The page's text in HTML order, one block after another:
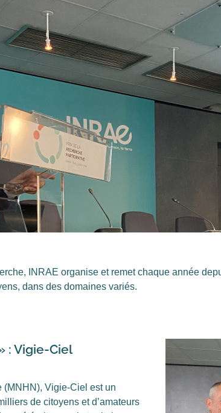
INRAE organise et remet chaque année
dans des domaines variés.
: Vigie-Ciel
(MNHN), Vigie-Ciel est un
de citoyens et d’amateurs